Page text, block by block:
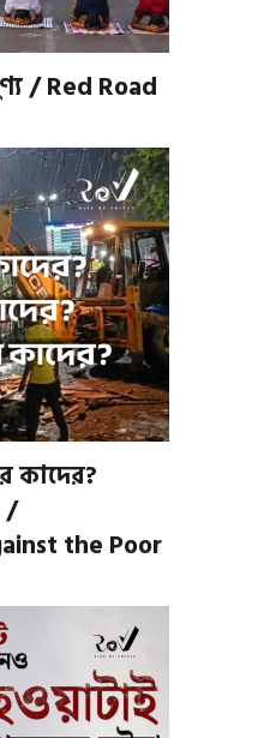
/ Red Road
কাদের?
/
the Poor